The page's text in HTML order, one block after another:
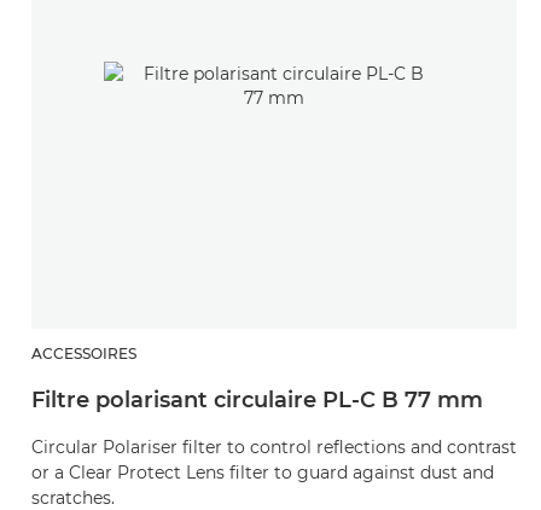
ACCESSOIRES
Filtre polarisant circulaire PL-C B 77 mm
Circular Polariser filter to control reflections and contrast
or a Clear Protect Lens filter to guard against dust and
scratches.